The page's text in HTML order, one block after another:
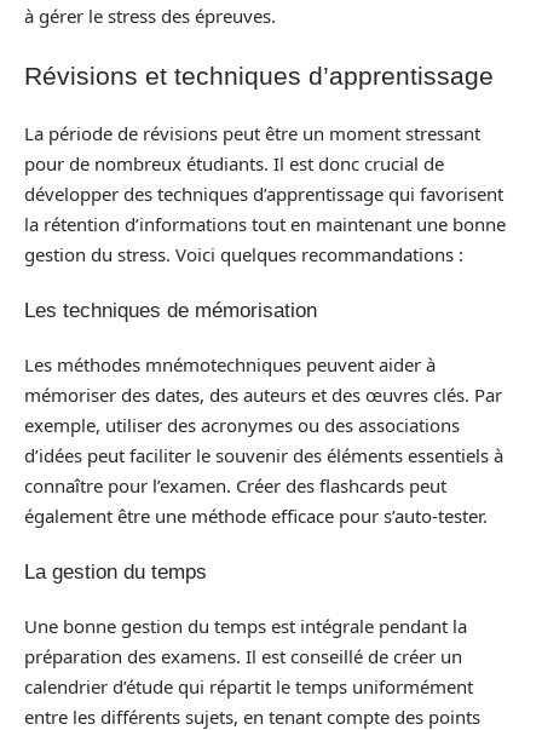
à gérer le stress des épreuves.
Révisions et techniques d’apprentissage
La période de révisions peut être un moment stressant
pour de nombreux étudiants. Il est donc crucial de
développer des techniques d’apprentissage qui favorisent
la rétention d’informations tout en maintenant une bonne
gestion du stress. Voici quelques recommandations :
Les techniques de mémorisation
Les méthodes mnémotechniques peuvent aider à
mémoriser des dates, des auteurs et des œuvres clés. Par
exemple, utiliser des acronymes ou des associations
d’idées peut faciliter le souvenir des éléments essentiels à
connaître pour l’examen. Créer des flashcards peut
également être une méthode efficace pour s’auto-tester.
La gestion du temps
Une bonne gestion du temps est intégrale pendant la
préparation des examens. Il est conseillé de créer un
calendrier d’étude qui répartit le temps uniformément
entre les différents sujets, en tenant compte des points